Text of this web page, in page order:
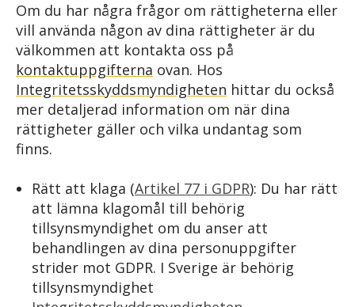
Om du har några frågor om rättigheterna eller
vill använda någon av dina rättigheter är du
välkommen att kontakta oss på
kontaktuppgifterna ovan. Hos
Integritetsskyddsmyndigheten hittar du också
mer detaljerad information om när dina
rättigheter gäller och vilka undantag som
finns.
Rätt att klaga (Artikel 77 i GDPR): Du har rätt
att lämna klagomål till behörig
tillsynsmyndighet om du anser att
behandlingen av dina personuppgifter
strider mot GDPR. I Sverige är behörig
tillsynsmyndighet